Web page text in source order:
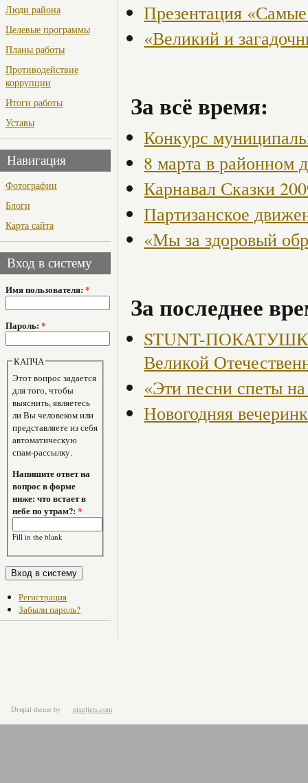
Люди района
Целевые программы
Планы работы
Противодействие
коррупции
Итоги работы
Уставы
Навигация
Фотографии
Блоги
Карта сайта
Вход в систему
Имя пользователя: *
Пароль: *
КАПЧА
Этот вопрос задается
для того, чтобы
выяснить, являетесь
ли Вы человеком или
представляете из себя
автоматическую
спам-рассылку.
Напишите ответ на
вопрос в форме
ниже: что встает в
небе по утрам?:*
Fill in the blank
Регистрация
Забыли пароль?
Презентация
«Великий и
За всё время:
Конкурс
8 марта в районном
Карнавал Сказки
Партизанское
«Мы за здоровый
За последнее
STUNT-
Великой
«Эти песни спеты
Новогодняя
Drupal theme by pixeljets.com